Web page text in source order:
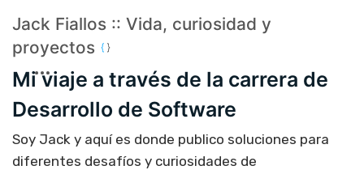
Jack Fiallos :: Vida, curiosidad y
proyectos
Mi viaje a través de la carrera de
Desarrollo de Software
Soy Jack y aquí es donde publico soluciones para
diferentes desafíos y curiosidades de